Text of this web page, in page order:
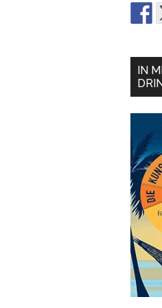
IN